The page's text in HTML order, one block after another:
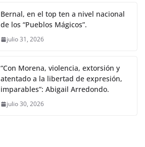
Bernal, en el top ten a nivel nacional
de los “Pueblos Mágicos”.
julio 31, 2026
“Con Morena, violencia, extorsión y
atentado a la libertad de expresión,
imparables”: Abigail Arredondo.
julio 30, 2026